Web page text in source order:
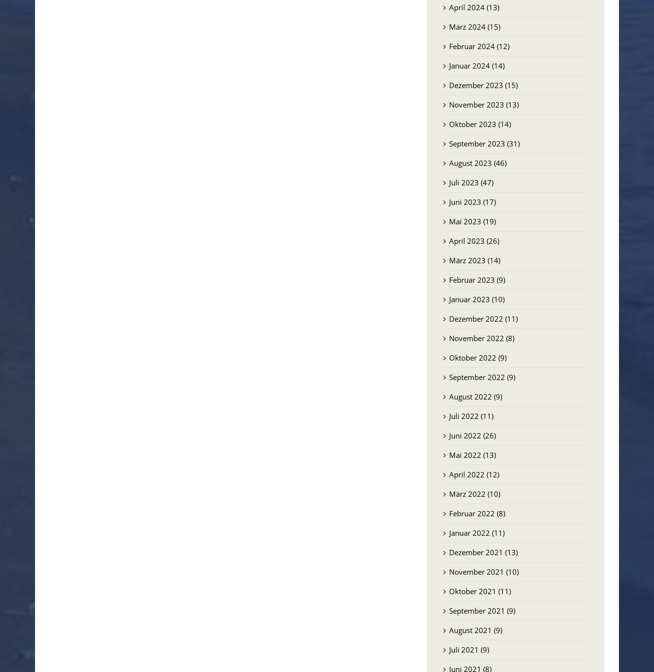
April 2024 (13)
März 2024 (15)
Februar 2024 (12)
Januar 2024 (14)
Dezember 2023 (15)
November 2023 (13)
Oktober 2023 (14)
September 2023 (31)
August 2023 (46)
Juli 2023 (47)
Juni 2023 (17)
Mai 2023 (19)
April 2023 (26)
März 2023 (14)
Februar 2023 (9)
Januar 2023 (10)
Dezember 2022 (11)
November 2022 (8)
Oktober 2022 (9)
September 2022 (9)
August 2022 (9)
Juli 2022 (11)
Juni 2022 (26)
Mai 2022 (13)
April 2022 (12)
März 2022 (10)
Februar 2022 (8)
Januar 2022 (11)
Dezember 2021 (13)
November 2021 (10)
Oktober 2021 (11)
September 2021 (9)
August 2021 (9)
Juli 2021 (9)
Juni 2021 (8)